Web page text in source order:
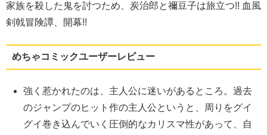
家族を殺した鬼を討つため、炭治郎と禰豆子は旅立つ!! 血風
剣戟冒険譚、開幕!!
めちゃコミックユーザーレビュー
強く惹かれたのは、主人公に迷いがあるところ。過去
のジャンプのヒット作の主人公というと、周りをグイ
グイ巻き込んでいく圧倒的なカリスマ性があって、自